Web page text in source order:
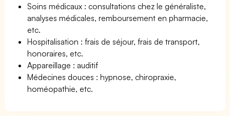
Soins médicaux : consultations chez le généraliste,
analyses médicales, remboursement en pharmacie,
etc.
Hospitalisation : frais de séjour, frais de transport,
honoraires, etc.
Appareillage : auditif
Médecines douces : hypnose, chiropraxie,
homéopathie, etc.